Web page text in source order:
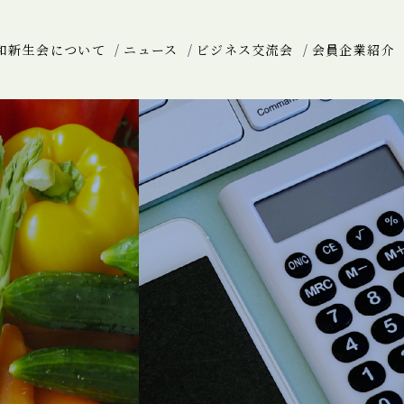
新生会について ニュース ビジネス交流会 会員企業紹介